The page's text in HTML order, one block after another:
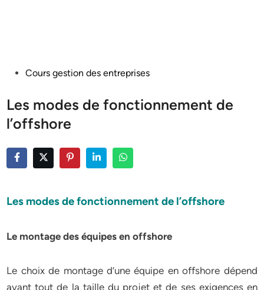
PostedCours gestion des entreprises
Les modes de fonctionnement de
l’offshore
Les modes de fonctionnement de l’offshore
Le montage des équipes en offshore
Le choix de montage d’une équipe en offshore dépend
avant tout de la taille du projet et de ses exigences en